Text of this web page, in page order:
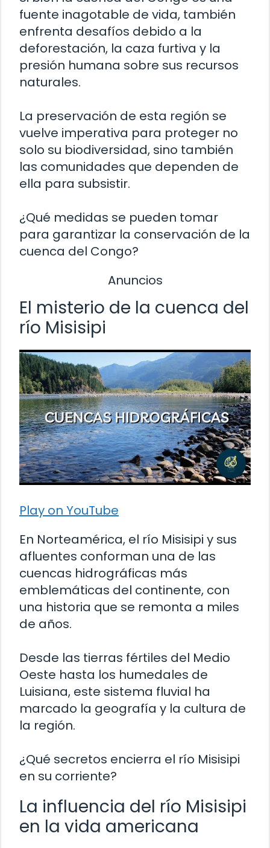
fuente inagotable de vida, también
enfrenta desafíos debido a la
deforestación, la caza furtiva y la
presión humana sobre sus recursos
naturales.
La preservación de esta región se
vuelve imperativa para proteger no
solo su biodiversidad, sino también
las comunidades que dependen de
ella para subsistir.
¿Qué medidas se pueden tomar
para garantizar la conservación de la
cuenca del Congo?
Anuncios
El misterio de la cuenca del
río Misisipi
Play on YouTube
En Norteamérica, el río Misisipi y sus
afluentes conforman una de las
cuencas hidrográficas más
emblemáticas del continente, con
una historia que se remonta a miles
de años.
Desde las tierras fértiles del Medio
Oeste hasta los humedales de
Luisiana, este sistema fluvial ha
marcado la geografía y la cultura de
la región.
¿Qué secretos encierra el río Misisipi
en su corriente?
La influencia del río Misisipi
en la vida americana